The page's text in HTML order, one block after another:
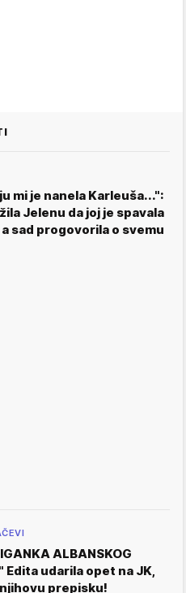
mi je nanela Karleuša...":
Jelenu da joj je spavala
sad progovorila o svemu
ALBANSKOG
Edita udarila opet na JK,
prepisku!